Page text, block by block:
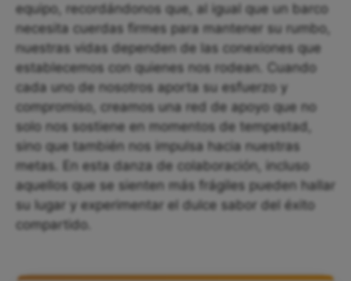
equipo, recordándonos que, al igual que un barco
necesita cuerdas firmes para mantener su rumbo,
nuestras vidas dependen de las conexiones que
establecemos con quienes nos rodean. Cuando
cada uno de nosotros aporta su esfuerzo y
compromiso, creamos una red de apoyo que no
solo nos sostiene en momentos de tempestad,
sino que también nos impulsa hacia nuestras
metas. En esta danza de colaboración, incluso
aquellos que se sienten más frágiles pueden hallar
su lugar y experimentar el dulce sabor del éxito
compartido.